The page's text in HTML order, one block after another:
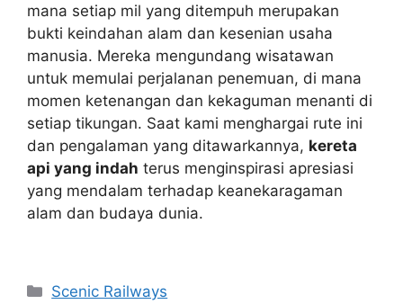
mana setiap mil yang ditempuh merupakan
bukti keindahan alam dan kesenian usaha
manusia. Mereka mengundang wisatawan
untuk memulai perjalanan penemuan, di mana
momen ketenangan dan kekaguman menanti di
setiap tikungan. Saat kami menghargai rute ini
dan pengalaman yang ditawarkannya, kereta
api yang indah terus menginspirasi apresiasi
yang mendalam terhadap keanekaragaman
alam dan budaya dunia.
Categories
Scenic Railways